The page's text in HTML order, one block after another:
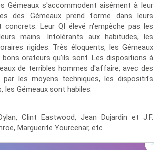
Gémeaux s'accommodent aisément à leur
des Gémeaux prend forme dans leurs
Leur QI élevé n'empêche pas les
mains. Intolérants aux habitudes, les
rigides. Très éloquents, les Gémeaux
orateurs qu’ils sont. Les dispositions à
de terribles hommes d'affaire, avec des
par les moyens techniques, les dispositifs
Gémeaux sont habiles.
Clint Eastwood, Jean Dujardin et J.F.
Marguerite Yourcenar, etc.